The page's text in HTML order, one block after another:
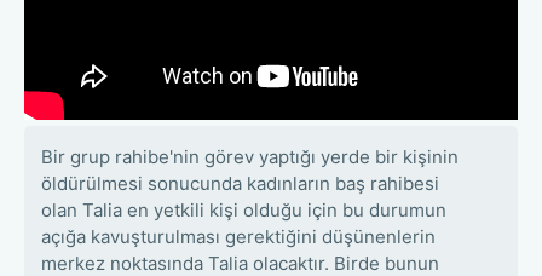
Bir grup rahibe'nin görev yaptığı yerde bir kişinin
öldürülmesi sonucunda kadınların baş rahibesi
olan Talia en yetkili kişi olduğu için bu durumun
açığa kavuşturulması gerektiğini düşünenlerin
merkez noktasında Talia olacaktır. Birde bunun